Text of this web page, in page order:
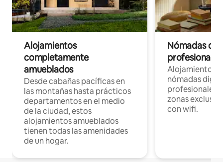
Alojamientos
completamente
amueblados
Desde cabañas pacíficas en
las montañas hasta prácticos
departamentos en el medio
de la ciudad, estos
alojamientos amueblados
tienen todas las amenidades
de un hogar.
Nómadas
Alojamientos
nómadas
profesionales
zonas
con wifi.